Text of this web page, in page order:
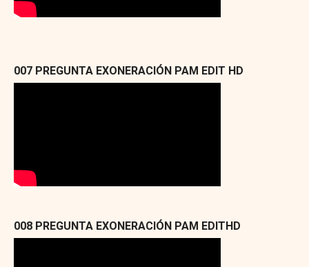
007 PREGUNTA EXONERACIÓN PAM EDIT HD
008 PREGUNTA EXONERACIÓN PAM EDITHD